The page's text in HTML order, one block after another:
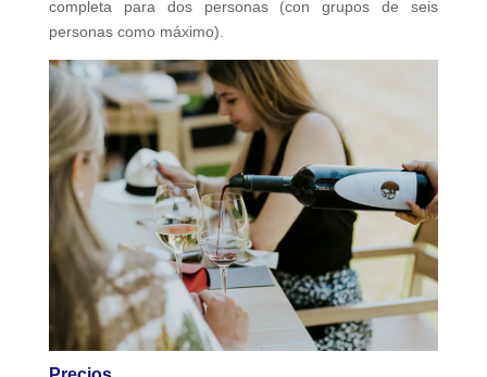
completa para dos personas (con grupos de seis
personas como máximo).